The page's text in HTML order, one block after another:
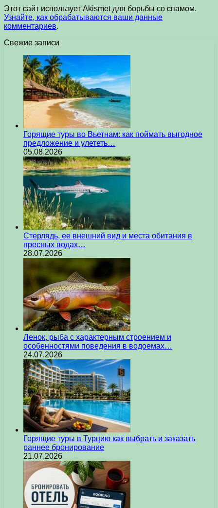
Этот сайт использует Akismet для борьбы со спамом.
Узнайте, как обрабатываются ваши данные
комментариев.
Свежие записи
Горящие туры во Вьетнам: как поймать выгодное
предложение и улететь…
05.08.2026
Стерлядь, ее внешний вид и места обитания в
пресных водах…
28.07.2026
Ленок, рыба с характерным строением и
особенностями поведения в водоемах…
24.07.2026
Горящие туры в Турцию как выбрать и заказать
раннее бронирование
21.07.2026